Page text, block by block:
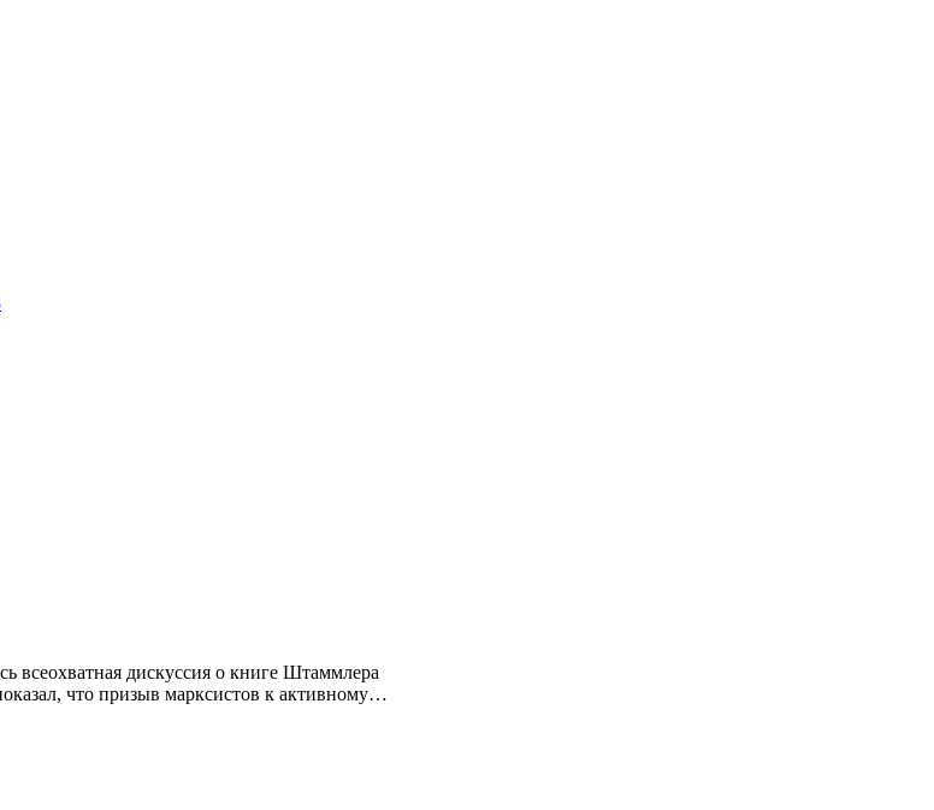
всеохватная дискуссия о книге Штаммлера
что призыв марксистов к активному…